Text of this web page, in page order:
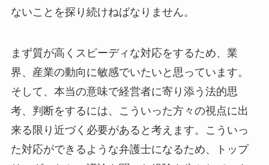
ないことを探り続けねばなりません。
まず質が高くスピーディな対応をするため、業
界、産業の動向に敏感でいたいと思っています。
そして、本当の意味で経営者に寄り添う法的思
考、判断をするには、こういった方々の視点に出
来る限り近づく必要があると考えます。こういっ
た対応ができるような弁護士になるため、トップ